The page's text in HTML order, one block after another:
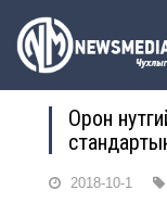
Орон
2018-10-1